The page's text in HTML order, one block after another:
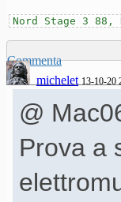
Nord Stage 3 88,
Commenta
michelet 13-10-20
@
Prova a